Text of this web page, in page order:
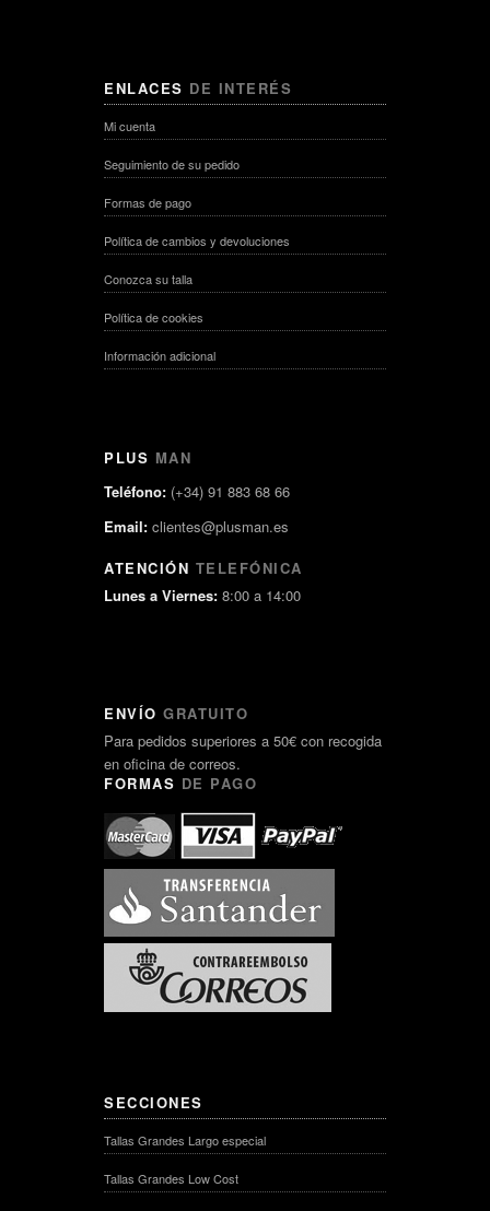
ENLACES DE INTERÉS
Mi cuenta
Seguimiento de su pedido
Formas de pago
Política de cambios y devoluciones
Conozca su talla
Política de cookies
Información adicional
PLUS MAN
Teléfono: (+34) 91 883 68 66
Email: clientes@plusman.es
ATENCIÓN TELEFÓNICA
Lunes a Viernes: 8:00 a 14:00
ENVÍO GRATUITO
Para pedidos superiores a 50€ con recogida
en oficina de correos.
FORMAS DE PAGO
SECCIONES
Tallas Grandes Largo especial
Tallas Grandes Low Cost